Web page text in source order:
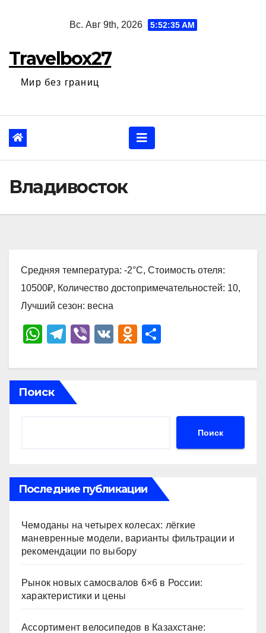
Вс. Авг 9th, 2026 5:52:36 AM
Travelbox27
Мир без границ
Владивосток
Средняя температура: -2°C, Стоимость отеля:
10500₽, Количество достопримечательностей: 10,
Лучший сезон: весна
W
at
s
A
T
e
gr
a
Vi
er
V
O
n
ki
р
ть
Поиск
Поиск
Последние публикации
Чемоданы на четырех колесах: лёгкие
маневренные модели, варианты фильтрации и
рекомендации по выбору
Рынок новых самосвалов 6×6 в России:
характеристики и цены
Ассортимент велосипедов в Казахстане: